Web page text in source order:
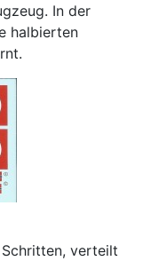
In der
halbierten
verteilt